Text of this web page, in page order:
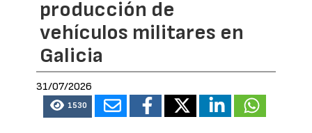
producción de
vehículos militares en
Galicia
31/07/2026
1530